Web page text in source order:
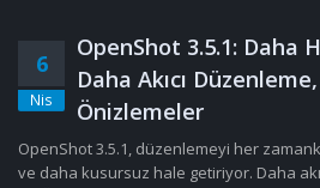
6
Nis
OpenShot 3.5.1: Daha
Daha Akıcı
Önizlemeler
OpenShot 3.5.1, düzenlemeyi her
ve daha kusursuz hale getiriyor. Daha